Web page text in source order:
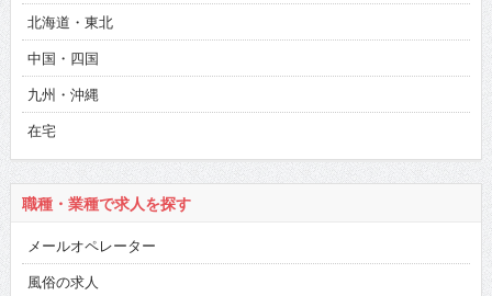
北海道・東北
中国・四国
九州・沖縄
在宅
職種・業種で求人を探す
メールオペレーター
風俗の求人